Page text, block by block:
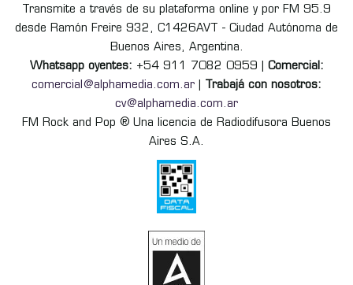
Transmite a través de su plataforma online y por FM 95.9
desde Ramón Freire 932, C1426AVT - Ciudad Autónoma de
Buenos Aires, Argentina.
Whatsapp oyentes: +54 911 7082 0959 | Comercial:
comercial@alphamedia.com.ar
Trabajá con nosotros:
cv@alphamedia.com.ar
FM Rock and Pop ® Una licencia de Radiodifusora Buenos
Aires S.A.